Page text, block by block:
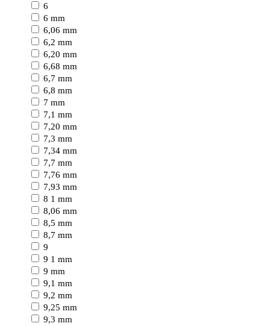
6
6 mm
6,06 mm
6,2 mm
6,20 mm
6,68 mm
6,7 mm
6,8 mm
7 mm
7,1 mm
7,20 mm
7,3 mm
7,34 mm
7,7 mm
7,76 mm
7,93 mm
8 1 mm
8,06 mm
8,5 mm
8,7 mm
9
9 1 mm
9 mm
9,1 mm
9,2 mm
9,25 mm
9,3 mm